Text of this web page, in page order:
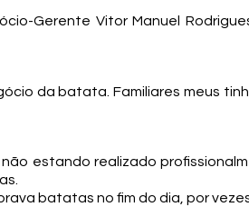
Gerente Vitor Manuel
da batata. Familiares meus
estando realizado
batatas no fim do dia, por